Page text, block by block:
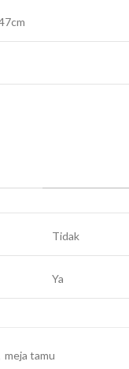
Tidak
Ya
meja tamu